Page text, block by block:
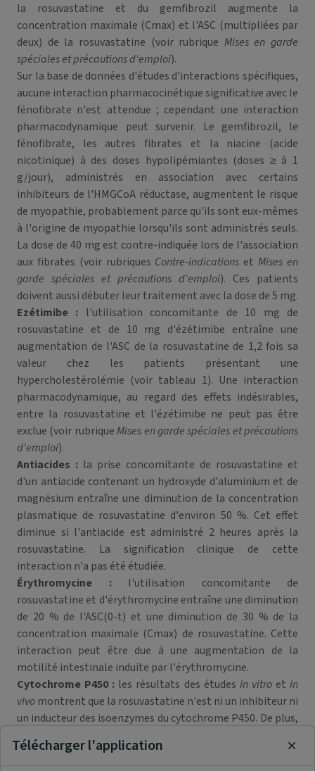
la rosuvastatine et du gemfibrozil augmente la
concentration maximale (Cmax) et l'ASC (multipliées par
deux) de la rosuvastatine (voir rubrique Mises en garde
spéciales et précautions d'emploi).
Sur la base de données d'études d'interactions spécifiques,
aucune interaction pharmacocinétique significative avec le
fénofibrate n'est attendue ; cependant une interaction
pharmacodynamique peut survenir. Le gemfibrozil, le
fénofibrate, les autres fibrates et la niacine (acide
nicotinique) à des doses hypolipémiantes (doses ≥ à 1
g/jour), administrés en association avec certains
inhibiteurs de l'HMGCoA réductase, augmentent le risque
de myopathie, probablement parce qu'ils sont eux-mêmes
à l'origine de myopathie lorsqu'ils sont administrés seuls.
La dose de 40 mg est contre-indiquée lors de l'association
aux fibrates (voir rubriques Contre-indications etMises en
garde spéciales et précautions d'emploi). Ces patients
doivent aussi débuter leur traitement avec la dose de 5 mg.
Ezétimibe : l'utilisation concomitante de 10 mg de
rosuvastatine et de 10 mg d'ézétimibe entraîne une
augmentation de l'ASC de la rosuvastatine de 1,2 fois sa
valeur chez les patients présentant une
hypercholestérolémie (voir tableau 1). Une interaction
pharmacodynamique, au regard des effets indésirables,
entre la rosuvastatine et l'ézétimibe ne peut pas être
exclue (voir rubriqueMises en garde spéciales et précautions
d'emploi).
Antiacides : la prise concomitante de rosuvastatine et
d'un antiacide contenant un hydroxyde d'aluminium et de
magnésium entraîne une diminution de la concentration
plasmatique de rosuvastatine d'environ 50 %. Cet effet
diminue si l'antiacide est administré 2 heures après la
rosuvastatine. La signification clinique de cette
interaction n'a pas été étudiée.
Érythromycine : l'utilisation concomitante de
rosuvastatine et d'érythromycine entraîne une diminution
de 20 % de l'ASC(0-t) et une diminution de 30 % de la
concentration maximale (Cmax) de rosuvastatine. Cette
interaction peut être due à une augmentation de la
motilité intestinale induite par l'érythromycine.
Cytochrome P450 : les résultats des études in vitro etin
vivo montrent que la rosuvastatine n'est ni un inhibiteur ni
un inducteur des isoenzymes du cytochrome P450. De plus,
isoenzymes. Par conséquent, aucune interaction résultant
Télécharger l'application